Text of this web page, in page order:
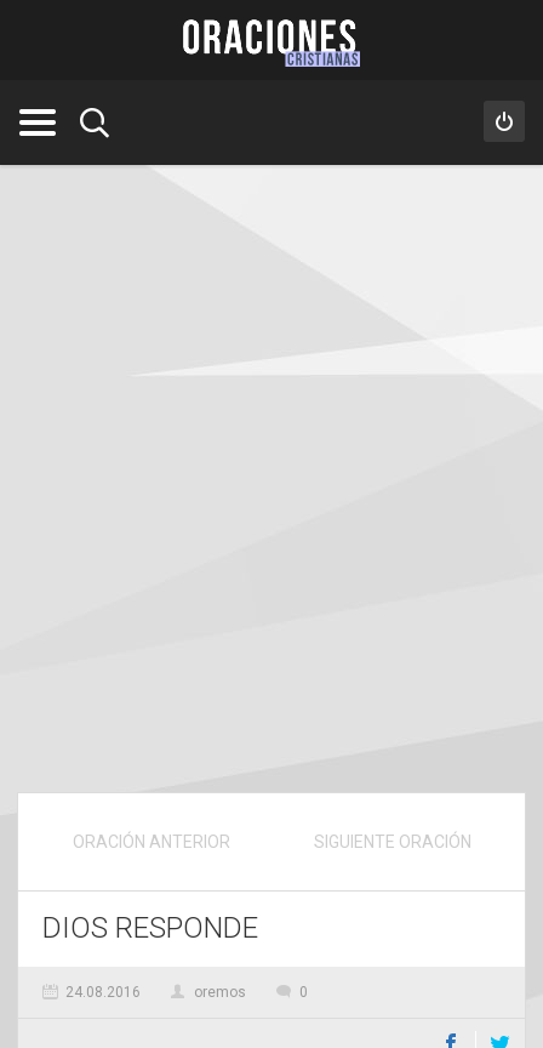
ORACIÓN ANTERIOR SIGUIENTE ORACIÓN
DIOS RESPONDE
24.08.2016 oremos 0